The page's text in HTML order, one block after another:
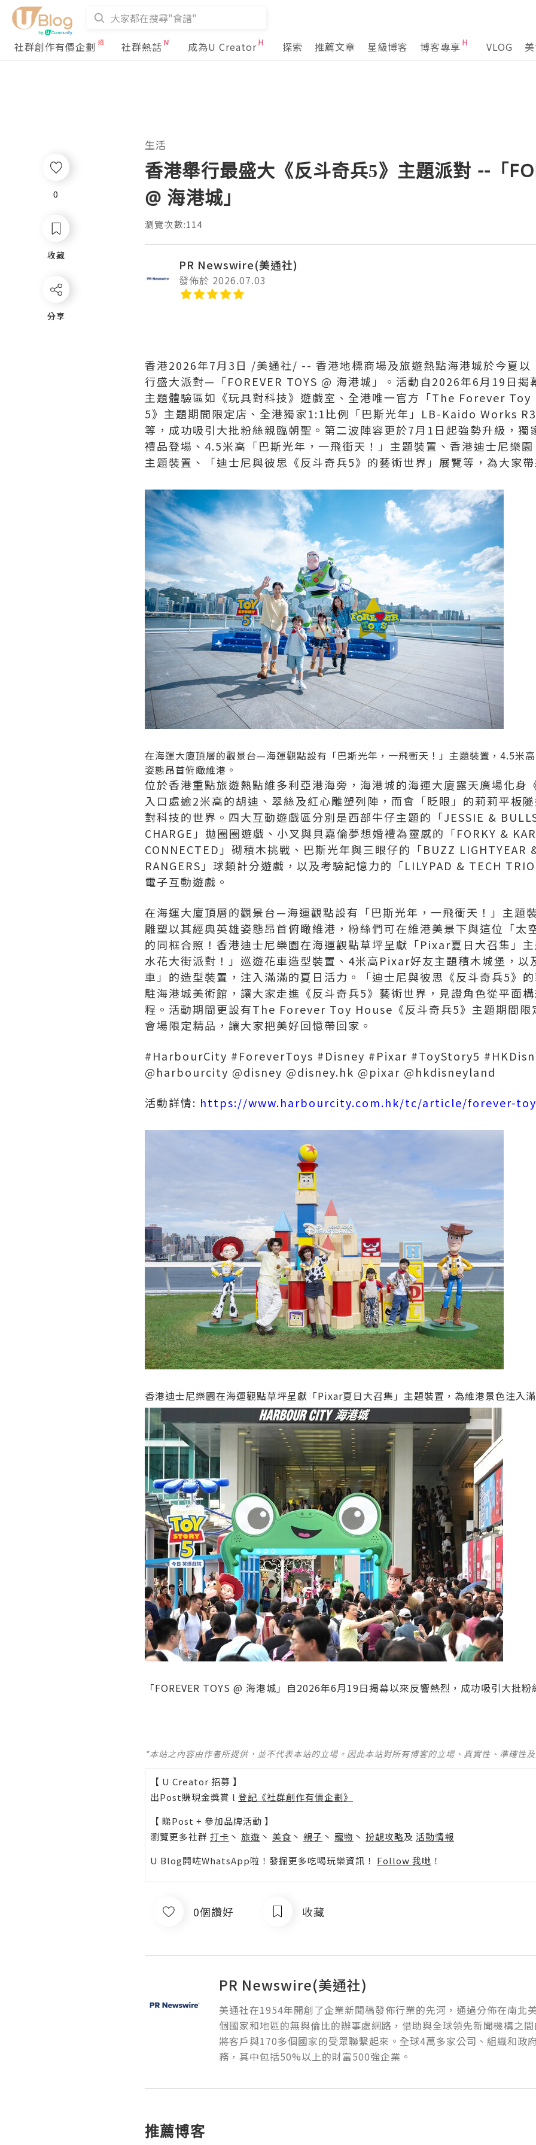
社群創作有價企劃
社群熱話 成為U Creator 探索 推薦文章 星級博客 博客專享 VLOG
0
收藏
分享
生活
香港舉行最盛大《反斗奇兵5》主題派對 --「
@ 海港城」
瀏覽次數:114
PR Newswire(美通社)
發佈於 2026.07.03
香港2026年7月3日 /美通社/ -- 香港地標商場及旅遊熱點海港城於今夏以
行盛大派對—「FOREVER TOYS @ 海港城」。活動自2026年6月19日揭
主題體驗區如《玩具對科技》遊戲室、全港唯一官方「The Forever Toy
5》主題期間限定店、全港獨家1:1比例「巴斯光年」LB-Kaido Works
等，成功吸引大批粉絲親臨朝聖。第二波陣容更於7月1日起強勢升級，獨
禮品登場、4.5米高「巴斯光年，一飛衝天！」主題裝置、香港迪士尼樂園
主題裝置、「迪士尼與彼思《反斗奇兵5》的藝術世界」展覽等，為大家
在海運大廈頂層的觀景台—海運觀點設有「巴斯光年，一飛衝天！」主題裝置，4.5米
姿態昂首俯瞰維港。
位於香港重點旅遊熱點維多利亞港海旁，海港城的海運大廈露天廣場化身
入口處逾2米高的胡迪、翠絲及紅心雕塑列陣，而會「眨眼」的莉莉平板
對科技的世界。四大互動遊戲區分別是西部牛仔主題的「JESSIE &
CHARGE」拋圈圈遊戲、小叉與貝嘉倫夢想婚禮為靈感的「FORKY &
CONNECTED」砌積木挑戰、巴斯光年與三眼仔的「BUZZ LIGHTYEAR
RANGERS」球類計分遊戲，以及考驗記憶力的「LILYPAD & TECH TRIO:
電子互動遊戲。
在海運大廈頂層的觀景台—海運觀點設有「巴斯光年，一飛衝天！」主題
雕塑以其經典英雄姿態昂首俯瞰維港，粉絲們可在維港美景下與這位「太
的同框合照！香港迪士尼樂園在海運觀點草坪呈獻「Pixar夏日大召集」
水花大街派對！」巡遊花車造型裝置、4米高Pixar好友主題積木城堡，以
車」的造型裝置，注入滿滿的夏日活力。「迪士尼與彼思《反斗奇兵5》
駐海港城美術館，讓大家走進《反斗奇兵5》藝術世界，見證角色從平面
程。活動期間更設有The Forever Toy House《反斗奇兵5》主題期間限
會場限定精品，讓大家把美好回憶帶回家。
#HarbourCity #ForeverToys #Disney #Pixar #ToyStory5
@harbourcity @disney @disney.hk @pixar @hkdisneyland
活動詳情: https://www.harbourcity.com.hk/tc/article/forever-
香港迪士尼樂園在海運觀點草坪呈獻「Pixar夏日大召集」主題裝置，為維港景色注入
「FOREVER TOYS @ 海港城」自2026年6月19日揭幕以來反響熱烈，成功吸引大批粉
*本站之內容由作者所提供，並不代表本站的立場。因此本站對所有博客的立場、真實性、準確性
【 U Creator 招募 】
出Post賺現金獎賞 l 登記《社群創作有價企劃》
【 睇Post + 參加品牌活動 】
瀏覽更多社群 打卡 丶 旅遊 丶 美食 丶 親子 丶 寵物 丶 扮靚攻略及 活動情報
U Blog開咗WhatsApp啦！發掘更多吃喝玩樂資訊！ Follow 我哋 ！
0個讚好 收藏
PR Newswire(美通社)
美通社在1954年開創了企業新聞稿發佈行業的先河，通過分佈在南北
個國家和地區的無與倫比的辦事處網路，借助與全球領先新聞機構之
將客戶與170多個國家的受眾聯繫起來。全球4萬多家公司、組織和政
務，其中包括50%以上的財富500強企業。
推薦博客
0
收藏
分享